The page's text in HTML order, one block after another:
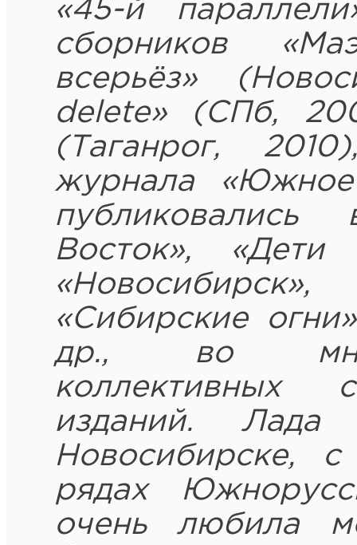
«45-й
сборников
всерьёз»
delete» (СПб,
(Таганрог,
журнала «Южное
Восток», «Дети
«Сибирские
др., во
коллективных
изданий.
Новосибирске,
рядах
очень любила